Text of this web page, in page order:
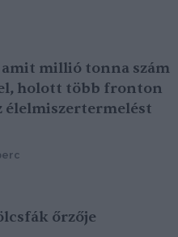
amit millió tonna szám
holott több fronton
élelmiszertermelést
őrzője